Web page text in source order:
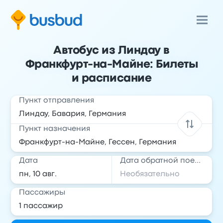
Автобус из Линдау в
Франкфурт-на-Майне: Билеты
и расписание
Пункт отправления
Пункт назначения
Дата Дата обратной поездки
Пассажиры